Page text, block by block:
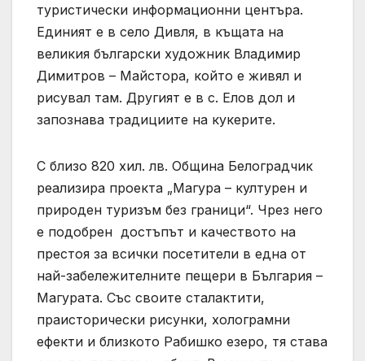
туристически информационни центъра.
Единият е в село Дивля, в къщата на
великия български художник Владимир
Димитров – Майстора, който е живял и
рисувал там. Другият е в с. Елов дол и
запознава традициите на кукерите.
С близо 820 хил. лв. Община Белоградчик
реализира проекта „Магура – културен и
природен туризъм без граници“. Чрез него
е подобрен достъпът и качеството на
престоя за всички посетители в една от
най-забележителните пещери в България –
Магурата. Със своите сталактити,
праисторически рисунки, холограмни
ефекти и близкото Рабишко езеро, тя става